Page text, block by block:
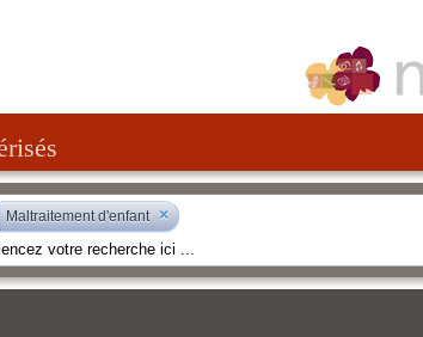
Maltraitement d'enfant ×